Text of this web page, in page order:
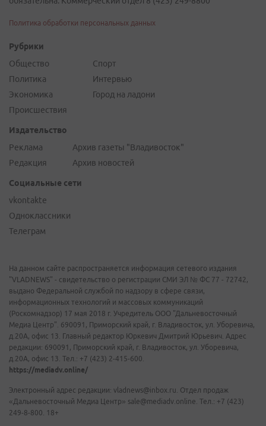
Политика обработки персональных данных
Рубрики
Общество
Политика
Экономика
Происшествия
Спорт
Интервью
Город на ладони
Издательство
Реклама
Редакция
Архив газеты "Владивосток"
Архив новостей
Социальные сети
vkontakte
Одноклассники
Телеграм
На данном сайте распространяется информация сетевого издания
"VLADNEWS" - свидетельство о регистрации СМИ ЭЛ № ФС 77 - 72742,
выдано Федеральной службой по надзору в сфере связи,
информационных технологий и массовых коммуникаций
(Роскомнадзор) 17 мая 2018 г. Учредитель ООО "Дальневосточный
Медиа Центр". 690091, Приморский край, г. Владивосток, ул. Уборевича,
д.20А, офис 13. Главный редактор Юркевич Дмитрий Юрьевич. Адрес
редакции: 690091, Приморский край, г. Владивосток, ул. Уборевича,
д.20А, офис 13. Тел.: +7 (423) 2-415-600.
https://mediadv.online/
Электронный адрес редакции: vladnews@inbox.ru. Отдел продаж
«Дальневосточный Медиа Центр» sale@mediadv.online. Тел.: +7 (423)
249-8-800. 18+